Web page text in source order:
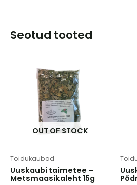
Seotud tooted
OUT OF STOCK
Toidukaubad
Uuskaubi taimetee –
Metsmaasikaleht 15g